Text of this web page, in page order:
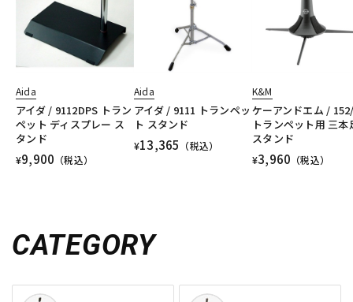
Aida
アイダ / 9112DPS トラン
ペット ディスプレー ス
タンド
¥9,900 （税込）
Aida
アイダ / 9111 トランペッ
ト スタンド
¥13,365 （税込）
K&M
ケーアンドエム /
トランペット用 三本
スタンド
¥3,960 （税込）
CATEGORY